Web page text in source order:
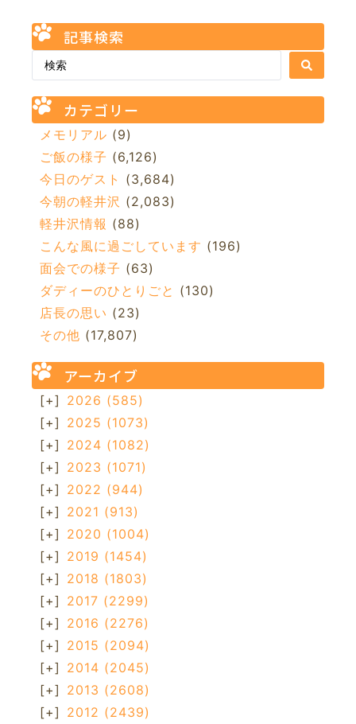
記事検索
カテゴリー
メモリアル (9)
ご飯の様子 (6,126)
今日のゲスト (3,684)
今朝の軽井沢 (2,083)
軽井沢情報 (88)
こんな風に過ごしています (196)
面会での様子 (63)
ダディーのひとりごと (130)
店長の思い (23)
その他 (17,807)
アーカイブ
[+] 2026 (585)
[+] 2025 (1073)
[+] 2024 (1082)
[+] 2023 (1071)
[+] 2022 (944)
[+] 2021 (913)
[+] 2020 (1004)
[+] 2019 (1454)
[+] 2018 (1803)
[+] 2017 (2299)
[+] 2016 (2276)
[+] 2015 (2094)
[+] 2014 (2045)
[+] 2013 (2608)
[+] 2012 (2439)